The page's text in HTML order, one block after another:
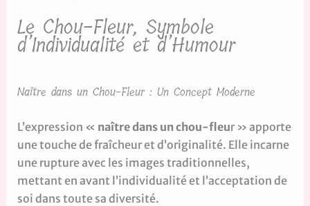
Le Chou-Fleur, Symbole
d’Individualité et d’Humour
Naître dans un Chou-Fleur : Un Concept Moderne
L’expression « naître dans un chou-fleur » apporte
une touche de fraîcheur et d’originalité. Elle incarne
une rupture avec les images traditionnelles,
mettant en avant l’individualité et l’acceptation de
soi dans toute sa diversité.